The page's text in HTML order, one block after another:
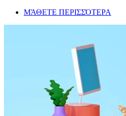
ΜΆΘΕΤΕ ΠΕΡΙΣΣΌΤΕΡΑ